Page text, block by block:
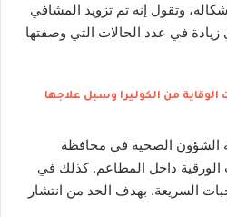
وتقول إنه تم تزويد المشافي
في عدد الحالات التي وصفتها
من الكوليرا وسبل علاجها
الشؤون الصحية في محافظة
داخل المطاعم. كذلك في
السريعة. بهدف الحد من انتشار